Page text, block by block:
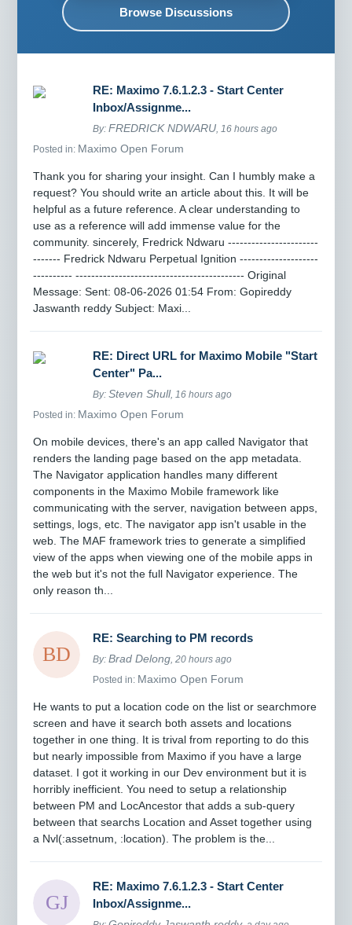
Browse Discussions
RE: Maximo 7.6.1.2.3 - Start Center
Inbox/Assignme...
By:FREDRICK NDWARU , 16 hours ago
Posted in: Maximo Open Forum
Thank you for sharing your insight. Can I humbly make a
request? You should write an article about this. It will be
helpful as a future reference. A clear understanding to
use as a reference will add immense value for the
community. sincerely, Fredrick Ndwaru -----------------------
------- Fredrick Ndwaru Perpetual Ignition --------------------
---------- ------------------------------------------- Original
Message: Sent: 08-06-2026 01:54 From: Gopireddy
Jaswanth reddy Subject: Maxi...
RE: Direct URL for Maximo Mobile "Start
Center" Pa...
By:Steven Shull, 16 hours ago
Posted in: Maximo Open Forum
On mobile devices, there's an app called Navigator that
renders the landing page based on the app metadata.
The Navigator application handles many different
components in the Maximo Mobile framework like
communicating with the server, navigation between apps,
settings, logs, etc. The navigator app isn't usable in the
web. The MAF framework tries to generate a simplified
view of the apps when viewing one of the mobile apps in
the web but it's not the full Navigator experience. The
only reason th...
RE: Searching to PM records
By:Brad Delong , 20 hours ago
Posted in: Maximo Open Forum
He wants to put a location code on the list or searchmore
screen and have it search both assets and locations
together in one thing. It is trival from reporting to do this
but nearly impossible from Maximo if you have a large
dataset. I got it working in our Dev environment but it is
horribly inefficient. You need to setup a relationship
between PM and LocAncestor that adds a sub-query
between that searchs Location and Asset together using
a Nvl(:assetnum, :location). The problem is the...
RE: Maximo 7.6.1.2.3 - Start Center
Inbox/Assignme...